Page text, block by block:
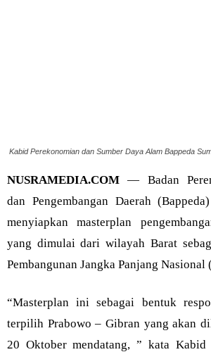
Kabid Perekonomian dan Sumber Daya Alam Bappeda
NUSRAMEDIA.COM — Badan
dan Pengembangan Daerah
menyiapkan masterplan
yang dimulai dari wilayah Barat
Pembangunan Jangka Panjang Nasional
“Masterplan ini sebagai bentuk
terpilih Prabowo – Gibran yang akan
20 Oktober mendatang, ” kata Kabid